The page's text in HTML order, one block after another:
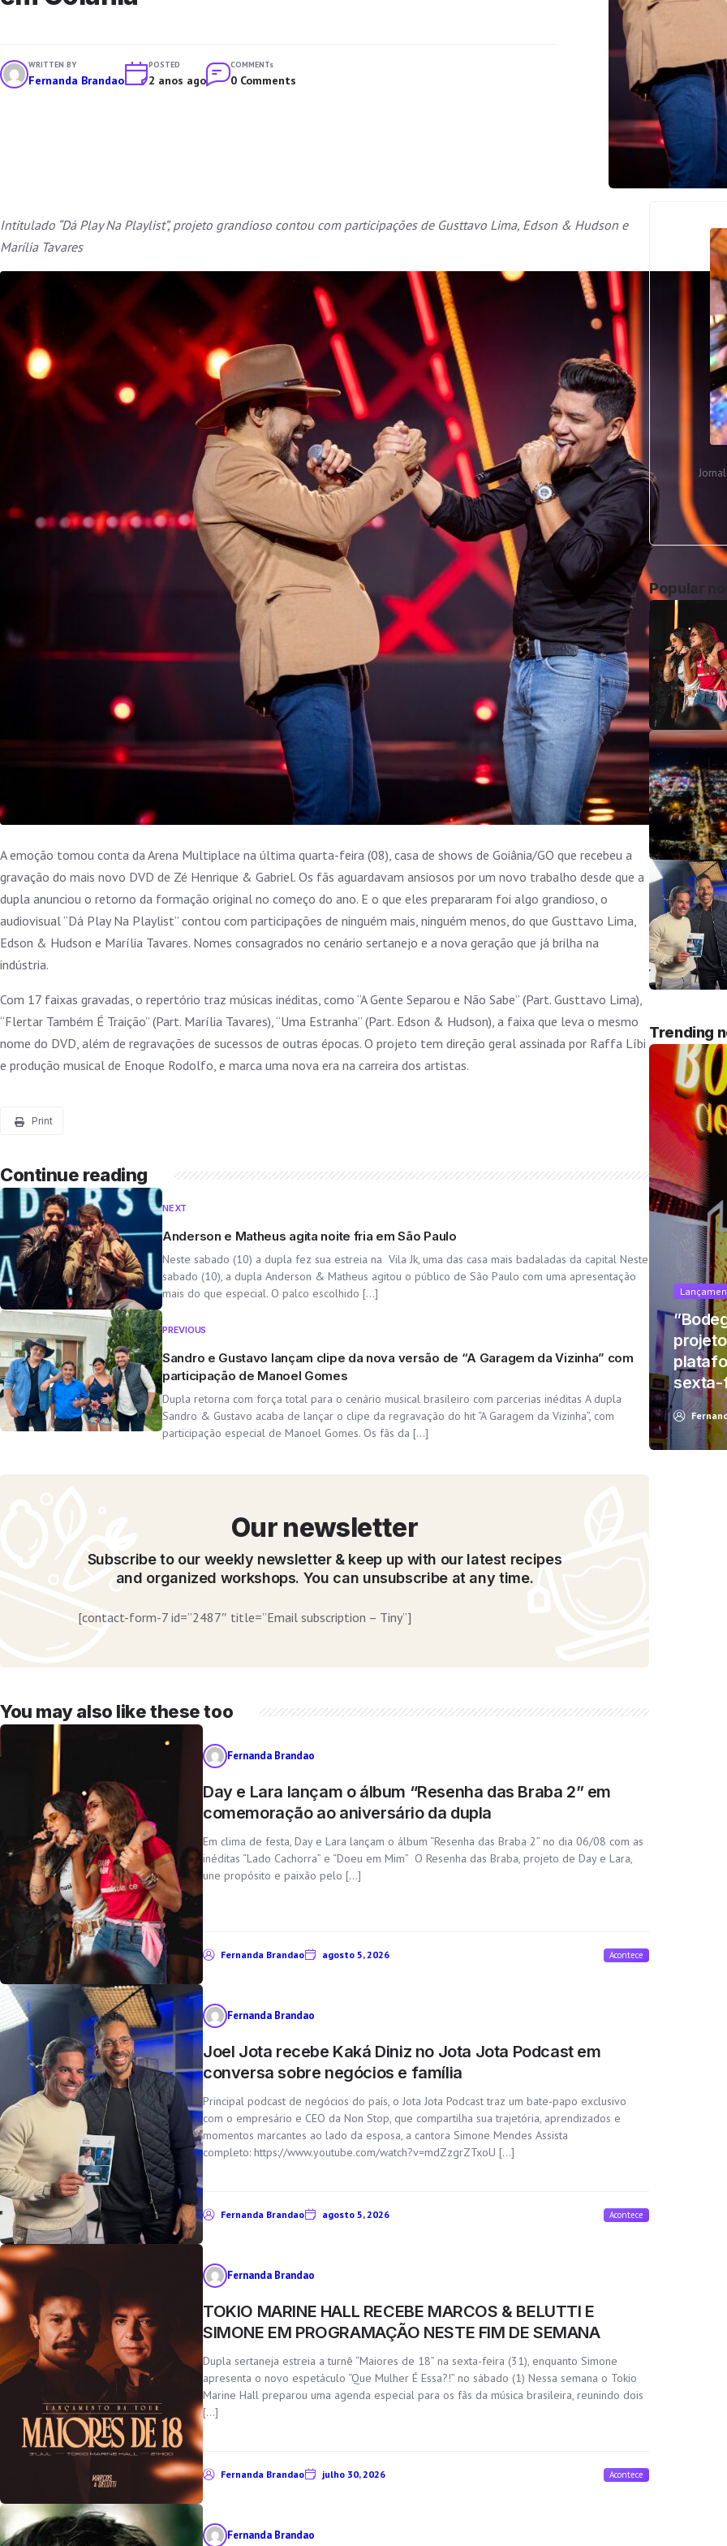
WRITTEN BY
Fernanda Brandao
POSTED
2 anos ago
COMMENTs
0 Comments
Intitulado “Dá Play Na Playlist”, projeto grandioso contou com participações de Gusttavo Lima, Edson & Hudson e
Marília Tavares
A emoção tomou conta da Arena Multiplace na última quarta-feira (08), casa de shows de Goiânia/GO que recebeu a
gravação do mais novo DVD de Zé Henrique & Gabriel. Os fãs aguardavam ansiosos por um novo trabalho desde que a
dupla anunciou o retorno da formação original no começo do ano. E o que eles prepararam foi algo grandioso, o
audiovisual “Dá Play Na Playlist” contou com participações de ninguém mais, ninguém menos, do que Gusttavo Lima,
Edson & Hudson e Marília Tavares. Nomes consagrados no cenário sertanejo e a nova geração que já brilha na
indústria.
Com 17 faixas gravadas, o repertório traz músicas inéditas, como “A Gente Separou e Não Sabe” (Part. Gusttavo Lima),
“Flertar Também É Traição” (Part. Marília Tavares), “Uma Estranha” (Part. Edson & Hudson), a faixa que leva o mesmo
nome do DVD, além de regravações de sucessos de outras épocas. O projeto tem direção geral assinada por Raffa Líbi
e produção musical de Enoque Rodolfo, e marca uma nova era na carreira dos artistas.
Print
Continue reading
NEXT
Anderson e Matheus agita noite fria em São Paulo
Neste sabado (10) a dupla fez sua estreia na Vila Jk, uma das casa mais badaladas da capital Neste
sabado (10), a dupla Anderson & Matheus agitou o público de São Paulo com uma apresentação
mais do que especial. O palco escolhido […]
PREVIOUS
Sandro e Gustavo lançam clipe da nova versão de “A Garagem da Vizinha” com
participação de Manoel Gomes
Dupla retorna com força total para o cenário musical brasileiro com parcerias inéditas A dupla
Sandro & Gustavo acaba de lançar o clipe da regravação do hit “A Garagem da Vizinha”, com
participação especial de Manoel Gomes. Os fãs da […]
Our newsletter
Subscribe to our weekly newsletter & keep up with our latest recipes
and organized workshops. You can unsubscribe at any time.
[contact-form-7 id=”2487″ title=”Email subscription – Tiny”]
You may also like these too
Fernanda Brandao
Day e Lara lançam o álbum “Resenha das Braba 2” em
comemoração ao aniversário da dupla
Em clima de festa, Day e Lara lançam o álbum “Resenha das Braba 2” no dia 06/08 com as
inéditas “Lado Cachorra” e “Doeu em Mim” O Resenha das Braba, projeto de Day e Lara,
une propósito e paixão pelo […]
Fernanda Brandao agosto 5, 2026 Acontece
Fernanda Brandao
Joel Jota recebe Kaká Diniz no Jota Jota Podcast em
conversa sobre negócios e família
Principal podcast de negócios do país, o Jota Jota Podcast traz um bate-papo exclusivo
com o empresário e CEO da Non Stop, que compartilha sua trajetória, aprendizados e
momentos marcantes ao lado da esposa, a cantora Simone Mendes Assista
completo: https://www.youtube.com/watch?v=mdZzgrZTxoU […]
Fernanda Brandao agosto 5, 2026 Acontece
Fernanda Brandao
TOKIO MARINE HALL RECEBE MARCOS & BELUTTI E
SIMONE EM PROGRAMAÇÃO NESTE FIM DE SEMANA
Dupla sertaneja estreia a turnê “Maiores de 18” na sexta-feira (31), enquanto Simone
apresenta o novo espetáculo “Que Mulher É Essa?!” no sábado (1) Nessa semana o Tokio
Marine Hall preparou uma agenda especial para os fãs da música brasileira, reunindo dois
[…]
Fernanda Brandao julho 30, 2026 Acontece
Fernanda Brandao
Popular
Trending
sexta-
It looks like you're using an ad-
Yes, I will turn off Ad-Blocker No Thanks